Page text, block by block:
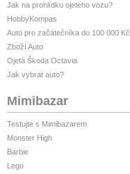
Jak na prohlídku ojetého vozu?
HobbyKompas
Auto pro začátečníka do 100 000 Kč
Zboží Auto
Ojetá Škoda Octavia
Jak vybrat auto?
Mimibazar
Testujte s Mimibazarem
Monster High
Barbie
Lego